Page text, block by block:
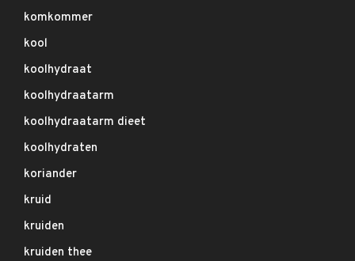
komkommer
kool
koolhydraat
koolhydraatarm
koolhydraatarm dieet
koolhydraten
koriander
kruid
kruiden
kruiden thee